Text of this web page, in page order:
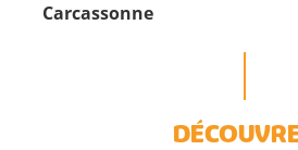
Carcassonne